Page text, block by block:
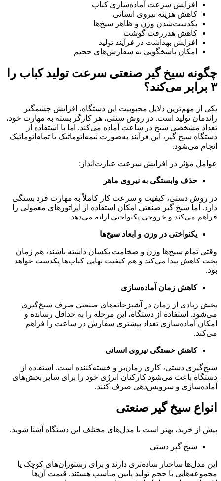
افزایش سرعت آماده‌سازی کباب
کاهش هزینه نیروی انسانی
یکدست‌شدن وزن و ظاهر سیخ‌ها
کاهش هدررفت گوشت
افزایش بهداشت در فرآیند تولید
امکان پاسخگویی به سفارش‌های حجیم
چگونه سیخ گیر صنعتی سرعت تولید کباب را
۳ برابر می‌کند؟
یکی از مهم‌ترین دلایل محبوبیت این دستگاه، افزایش چشمگیر
راندمان تولید است. در روش سنتی، هر کارگر بسته به مهارت خود،
تعداد مشخصی سیخ در ساعت آماده می‌کند. اما با استفاده از
دستگاه سیخ گیر، این فرآیند به‌صورت نیمه‌اتوماتیک یا تمام‌اتوماتیک
انجام می‌شود.
عوامل مؤثر در افزایش سرعت عبارت‌انداز:
حذف وابستگی به نیروی ماهر
در روش دستی، کیفیت و سرعت کار کاملاً به مهارت فرد بستگی
دارد. اما سیخ گیر صنعتی امکان استفاده از اپراتورهای معمولی را
فراهم می‌کند و خروجی یکنواختی ارائه می‌دهد.
یکنواختی در وزن و ابعاد سیخ‌ها
وقتی تمام سیخ‌ها وزن و ضخامت یکسان داشته باشند، هم زمان
پخت کاهش پیدا می‌کند و هم کیفیت نهایی کباب‌ها یکدست خواهد
بود.
کاهش زمان آماده‌سازی
بخش زیادی از زمان در آشپزخانه‌های صنعتی صرف سیخ‌گیری
می‌شود. استفاده از دستگاه، این مرحله را به حداقل رسانده و
امکان آماده‌سازی تعداد بیشتری سفارش در ساعت را فراهم
می‌کند.
کاهش خستگی نیروی انسانی
سیخ‌گیری دستی، کاری زمان‌بر و خسته‌کننده است. استفاده از
دستگاه باعث می‌شود کارکنان انرژی خود را برای سایر بخش‌های
آماده‌سازی و سرویس‌دهی صرف کنند.
انواع سیخ گیر صنعتی
پیش از خرید، بهتر است با مدل‌های مختلف این دستگاه آشنا شوید.
سیخ گیر دستی
این مدل‌ها ساختار ساده‌تری دارند و برای رستوران‌های کوچک یا
مجموعه‌هایی با حجم تولید پایین مناسب هستند. قیمت آن‌ها